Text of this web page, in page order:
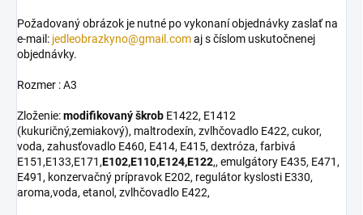
Požadovaný obrázok je nutné po vykonaní objednávky zaslať na
e-mail: jedleobrazkyno@gmail.comaj s číslom uskutočnenej
objednávky.
Rozmer : A3
Zloženie:modifikovaný škrob E1422, E1412
(kukuričný,zemiakový), maltrodexín, zvlhčovadlo E422, cukor,
voda, zahusťovadlo E460, E414, E415, dextróza, farbivá
E151,E133,E171,E102,E110,E124,E122,, emulgátory E435, E471,
E491, konzervačný prípravok E202, regulátor kyslosti E330,
aroma,voda, etanol, zvlhčovadlo E422,